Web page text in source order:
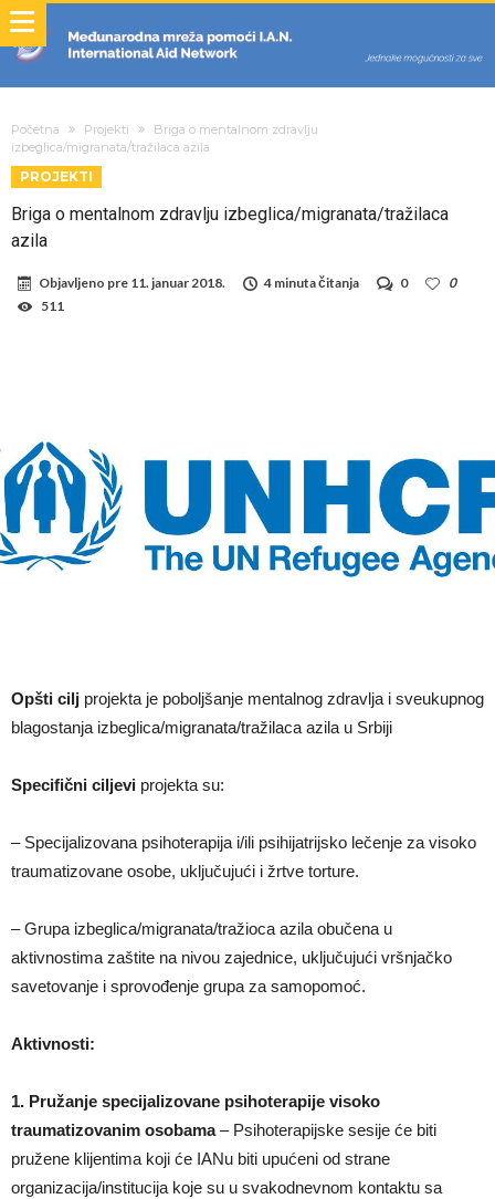
Početna Projekti
Briga o mentalnom zdravlju
izbeglica/migranata/tražilaca azila
PROJEKTI
Briga o mentalnom zdravlju izbeglica/migranata/tražilaca
azila
Objavljeno pre 11. januar 2018. 4 minuta čitanja 0
0
511
Opšti cilj projekta je poboljšanje mentalnog zdravlja i sveukupnog
blagostanja izbeglica/migranata/tražilaca azila u Srbiji
Specifični ciljevi projekta su:
– Specijalizovana psihoterapija i/ili psihijatrijsko lečenje za visoko
traumatizovane osobe, uključujući i žrtve torture.
– Grupa izbeglica/migranata/tražioca azila obučena u
aktivnostima zaštite na nivou zajednice, uključujući vršnjačko
savetovanje i sprovođenje grupa za samopomoć.
Aktivnosti:
1. Pružanje specijalizovane psihoterapije visoko
traumatizovanim osobama– Psihoterapijske sesije će biti
pružene klijentima koji će IANu biti upućeni od strane
organizacija/institucija koje su u svakodnevnom kontaktu sa